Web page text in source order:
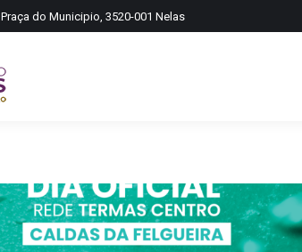
Praça do Municipio, 3520-001 Nelas